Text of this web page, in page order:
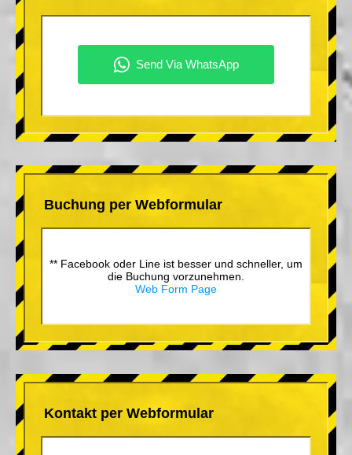
Buchung per Webformular
** Facebook oder Line ist besser und schneller, um
die Buchung vorzunehmen.
Web Form Page
Kontakt per Webformular